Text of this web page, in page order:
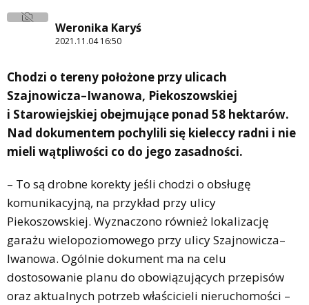
Weronika Karyś
2021.11.04 16:50
Chodzi o tereny położone przy ulicach
Szajnowicza–Iwanowa, Piekoszowskiej
i Starowiejskiej obejmujące ponad 58 hektarów.
Nad dokumentem pochylili się kieleccy radni i nie
mieli wątpliwości co do jego zasadności.
– To są drobne korekty jeśli chodzi o obsługę
komunikacyjną, na przykład przy ulicy
Piekoszowskiej. Wyznaczono również lokalizację
garażu wielopoziomowego przy ulicy Szajnowicza–
Iwanowa. Ogólnie dokument ma na celu
dostosowanie planu do obowiązujących przepisów
oraz aktualnych potrzeb właścicieli nieruchomości –